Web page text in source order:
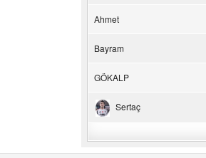
Ahmet
Bayram
GÖKALP
Sertaç